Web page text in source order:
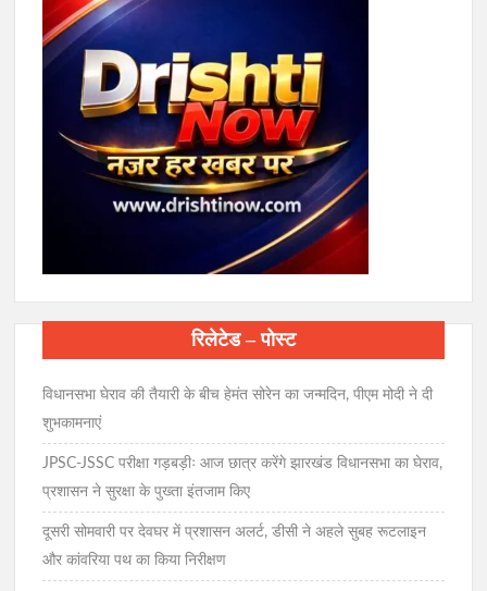
रिलेटेड – पोस्ट
विधानसभा घेराव की तैयारी के बीच हेमंत सोरेन का जन्मदिन, पीएम मोदी ने दी
शुभकामनाएं
JPSC-JSSC परीक्षा गड़बड़ीः आज छात्र करेंगे झारखंड विधानसभा का घेराव,
प्रशासन ने सुरक्षा के पुख्ता इंतजाम किए
दूसरी सोमवारी पर देवघर में प्रशासन अलर्ट, डीसी ने अहले सुबह रूटलाइन
और कांवरिया पथ का किया निरीक्षण